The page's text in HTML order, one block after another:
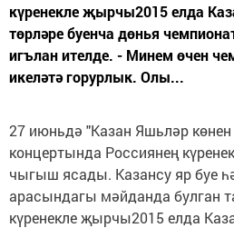
күренекле җырчы2015 елда
төрләре буенча дөнья
игълан ителде. - Минем өчен
икеләтә горурлык. Олы...
27 июньдә "Казан Яшьләр
концертында Россиянең
чыгыш ясады. Казансу яр буе
арасындагы мәйданда булган
күренекле җырчы2015 елда